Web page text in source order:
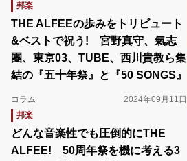
邦楽
THE ALFEEの歩みをトリビュート
&ベストで祝う! 宮野真守、氣志
團、東京03、TUBE、西川貴教ら集
結の『五十年祭』と『50 SONGS』
コラム
2024年09月11日
邦楽
どんな音楽性でも圧倒的にTHE
ALFEE! 50周年祭を機に考える3